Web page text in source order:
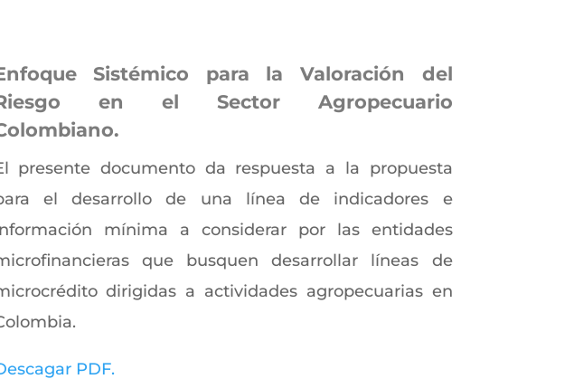
Sistémico para la Valoración del
en el Sector Agropecuario
presente documento da respuesta a la propuesta
el desarrollo de una línea de indicadores e
mínima a considerar por las entidades
que busquen desarrollar líneas de
dirigidas a actividades agropecuarias en
PDF.